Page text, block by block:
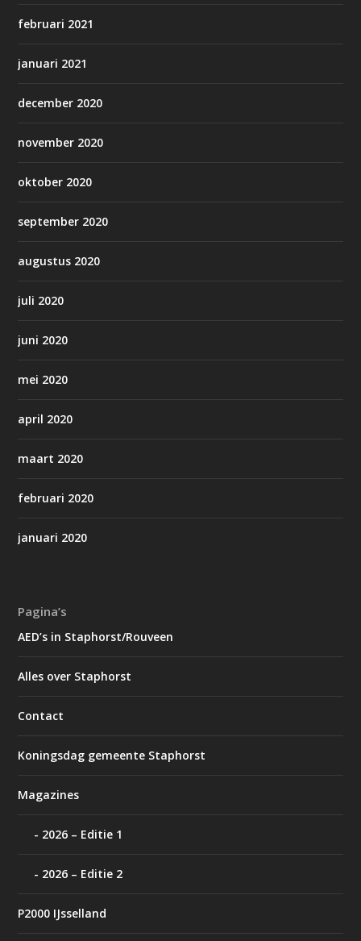
februari 2021
januari 2021
december 2020
november 2020
oktober 2020
september 2020
augustus 2020
juli 2020
juni 2020
mei 2020
april 2020
maart 2020
februari 2020
januari 2020
Pagina’s
AED’s in Staphorst/Rouveen
Alles over Staphorst
Contact
Koningsdag gemeente Staphorst
Magazines
2026 – Editie 1
2026 – Editie 2
P2000 IJsselland